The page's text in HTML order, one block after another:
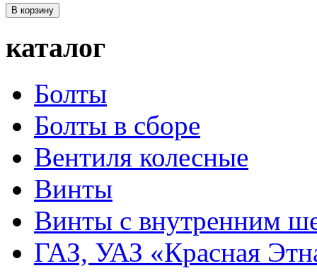
В корзину
каталог
Болты
Болты в сборе
Вентиля колесные
Винты
Винты с внутренним
ГАЗ, УАЗ «Красная